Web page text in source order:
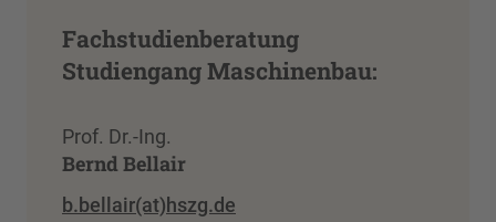
Fachstudienberatung
Studiengang Maschinenbau:
Prof. Dr.-Ing.
Bernd Bellair
b.bellair(at)hszg.de